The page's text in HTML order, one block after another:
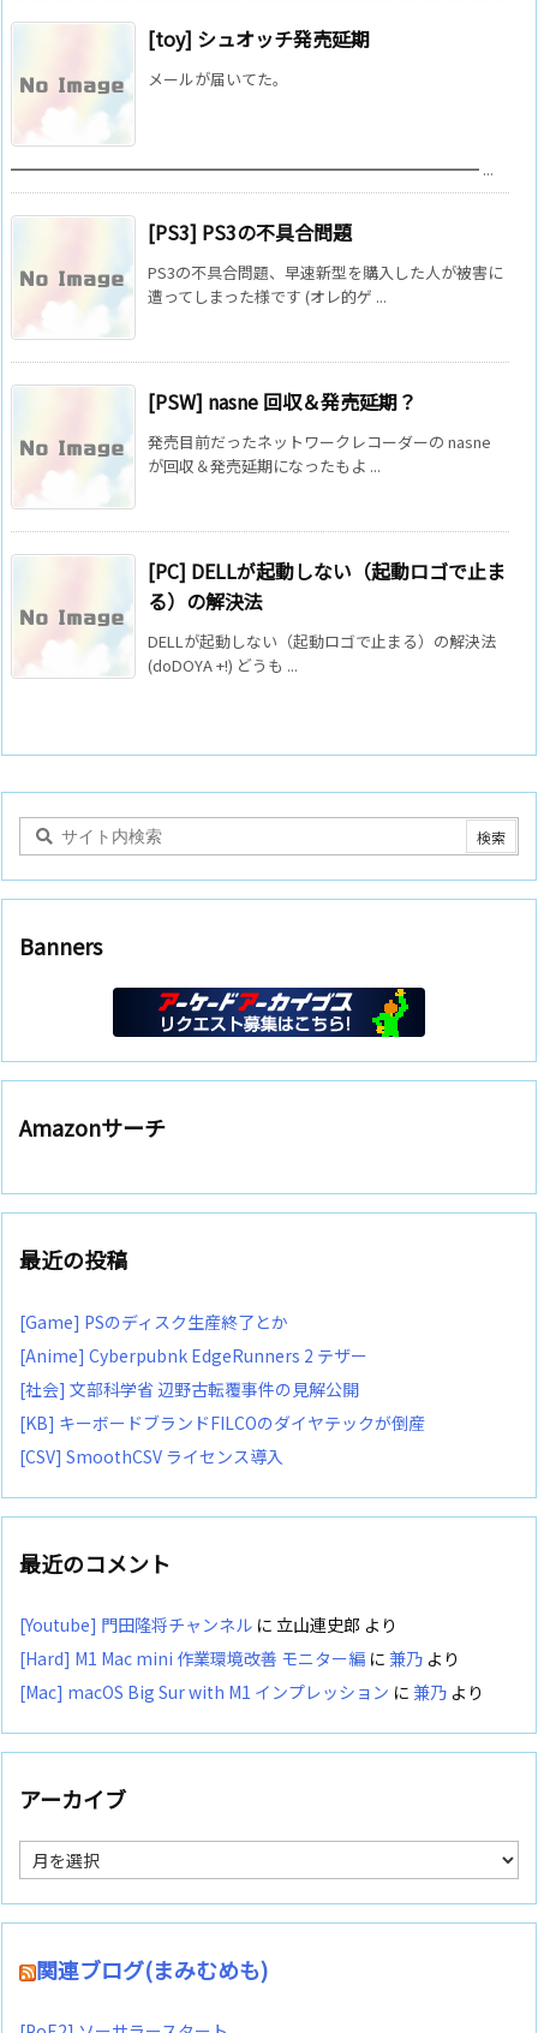
[toy] シュオッチ発売延期
メールが届いてた。
━━━━━━━━━━━━━━━━━━━━━━━━━━━━━━ ...
[PS3] PS3の不具合問題
PS3の不具合問題、早速新型を購入した人が被害に
遭ってしまった様です (オレ的ゲ ...
[PSW] nasne 回収＆発売延期？
発売目前だったネットワークレコーダーの nasne
が回収＆発売延期になったもよ ...
[PC] DELLが起動しない（起動ロゴで止ま
る）の解決法
DELLが起動しない（起動ロゴで止まる）の解決法
(doDOYA +!) どうも ...
Banners
Amazonサーチ
最近の投稿
[Game] PSのディスク生産終了とか
[Anime] Cyberpubnk EdgeRunners 2 テザー
[社会] 文部科学省 辺野古転覆事件の見解公開
[KB] キーボードブランドFILCOのダイヤテックが倒産
[CSV] SmoothCSV ライセンス導入
最近のコメント
[Youtube] 門田隆将チャンネル に 立山連史郎 より
[Hard] M1 Mac mini 作業環境改善 モニター編 に 兼乃 より
[Mac] macOS Big Sur with M1 インプレッション に 兼乃 より
アーカイブ
ア
ー
カ
イ
関連ブログ(まみむめも)